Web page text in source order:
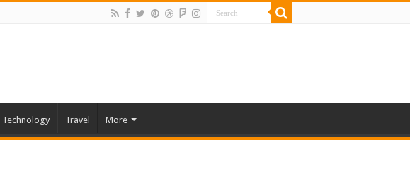
Technology Travel More